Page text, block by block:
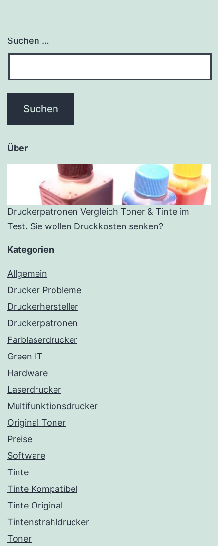
Suchen …
Über
Druckerpatronen Vergleich Toner & Tinte im
Test. Sie wollen Druckkosten senken?
Kategorien
Allgemein
Drucker Probleme
Druckerhersteller
Druckerpatronen
Farblaserdrucker
Green IT
Hardware
Laserdrucker
Multifunktionsdrucker
Original Toner
Preise
Software
Tinte
Tinte Kompatibel
Tinte Original
Tintenstrahldrucker
Toner